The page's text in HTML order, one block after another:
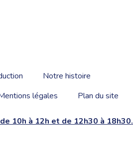
Notre histoire
légales Plan du site
10h à 12h et de 12h30 à 18h30.